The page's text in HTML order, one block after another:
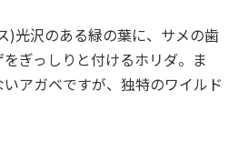
)光沢のある緑の葉に、サメの歯
ぎっしりと付けるホリダ。ま
アガベですが、独特のワイルド